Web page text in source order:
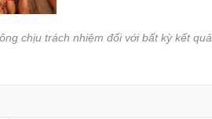
chịu trách nhiệm đối với bất kỳ kết quả